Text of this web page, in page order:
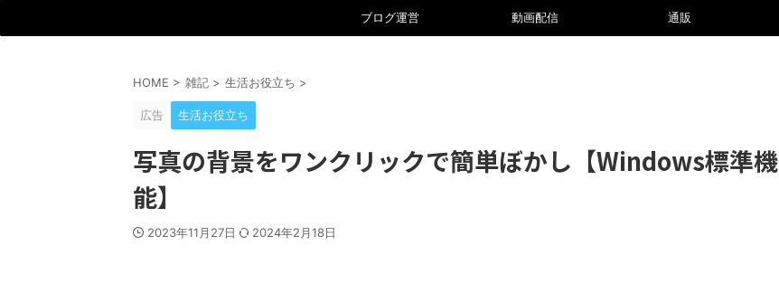
ブログ運営 動画配信 通販
HOME > 雑記 > 生活お役立ち >
広告 生活お役立ち
写真の背景をワンクリックで簡単ぼかし【Windows標準機
能】
2023年11月27日 2024年2月18日